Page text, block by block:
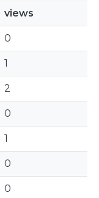
views
0
1
2
0
1
0
0